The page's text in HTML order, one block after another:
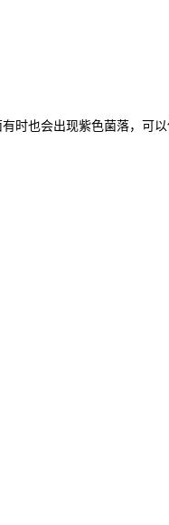
时也会出现紫色菌落，可